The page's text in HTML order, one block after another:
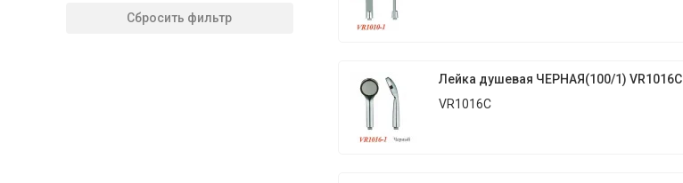
Лейка душевая ЧЕРНАЯ(100/1) VR1016С
VR1016С
Сбросить фильтр